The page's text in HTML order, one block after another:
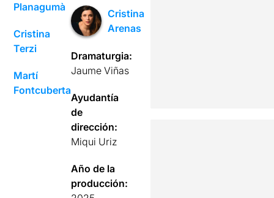
Planagumà
Cristina
Terzi
Martí
Fontcuberta
Cristina
Arenas
Dramaturgia:
Jaume Viñas
Ayudantía
de
dirección:
Miqui Uriz
Año de la
producción: